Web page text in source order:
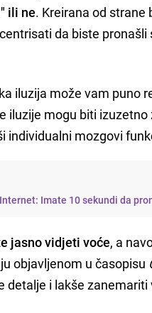
ili ne. Kreirana od strane
da biste
iluzija može vam puno
iluzije mogu biti
individualni mozgovi
Imate 10 sekundi da
jasno vidjeti voće, a
objavljenom u časopisu
detalje i lakše